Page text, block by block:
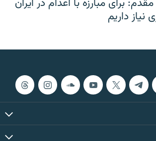
برای مبارزه با اعدام در ایران
داریم